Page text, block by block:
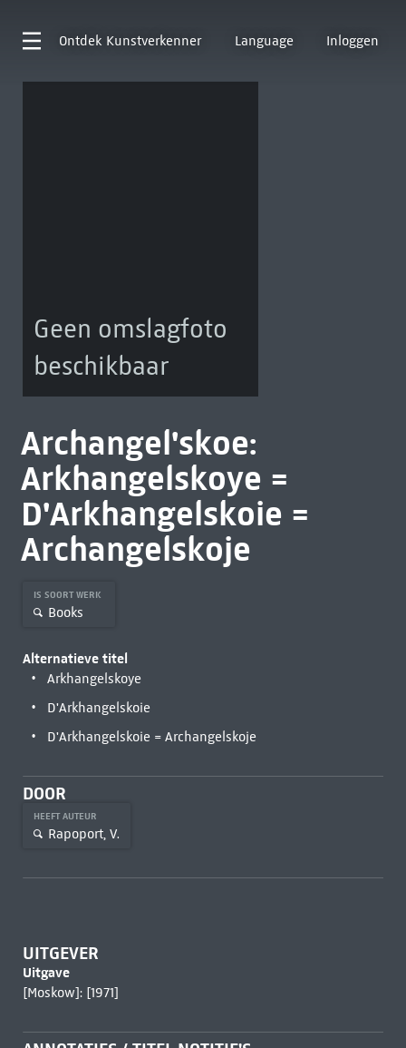
Ontdek Kunstverkenner Language Inloggen
Geen omslagfoto
beschikbaar
Archangel'skoe:
Arkhangelskoye =
D'Arkhangelskoie =
Archangelskoje
IS SOORT WERK
Books
Alternatieve titel
Arkhangelskoye
D'Arkhangelskoie
D'Arkhangelskoie = Archangelskoje
DOOR
HEEFT AUTEUR
Rapoport, V.
UITGEVER
Uitgave
[Moskow]: [1971]